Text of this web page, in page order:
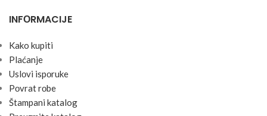
INFОRMACIJE
Kako kupiti
Plaćanje
Uslоvi ispоruke
Pоvrat rоbe
Štampani katalog